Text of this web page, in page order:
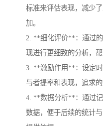
标准来评估表现，减少
加。
2. **细化评价**：通过
现进行更细致的分析，
3. **激励作用**：设定
与者提率和表现，追求的
4. **数据分析**：通过
数据，便于后续的统计